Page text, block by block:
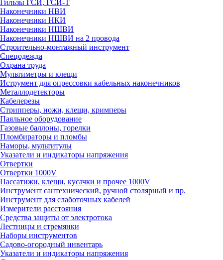
Гильзы ГСИ, ГСИ-Т
Наконечники НВИ
Наконечники НКИ
Наконечники НШВИ
Наконечники НШВИ на 2 провода
Строительно-монтажный инструмент
Спецодежда
Охрана труда
Мультиметры и клещи
Иструмент для опрессовки кабельных наконечников
Металлодетекторы
Кабелерезы
Стрипперы, ножи, клещи, кримперы
Паяльное оборудование
Газовые баллоны, горелки
Пломбираторы и пломбы
Наморы, мультитулы
Указатели и индикаторы напряжения
Отвертки
Отвертки 1000V
Пассатижи, клещи, кусачки и прочее 1000V
Инструмент сантехнический, ручной столярный и пр.
Инструмент для слаботочных кабелей
Измерители расстояния
Средства защиты от электротока
Лестницы и стремянки
Наборы инструментов
Садово-огородный инвентарь
Указатели и индикаторы напряжения